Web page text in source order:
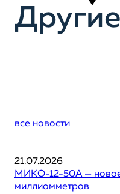
все новости
21.07.2026
МИКО-12-50А — новое
миллиомметров